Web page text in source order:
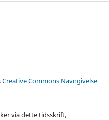
Creative Commons Navngivelse
via dette tidsskrift,